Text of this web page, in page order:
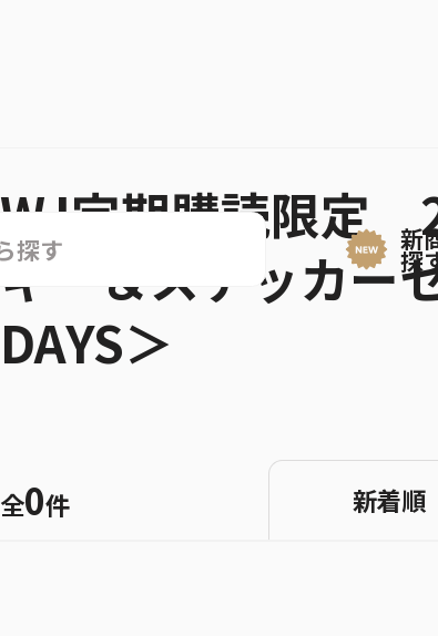
新
探
WJ定期購読限定
キー＆ステッカー
DAYS＞
全0件 新着順